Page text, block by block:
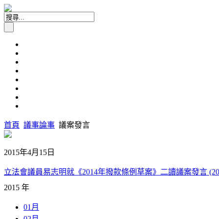
首頁 議事論事 議案發言
2015年4月15日
立法會議員易志明就《2014年撥款條例草案》二讀議案發言
2015 年
01月